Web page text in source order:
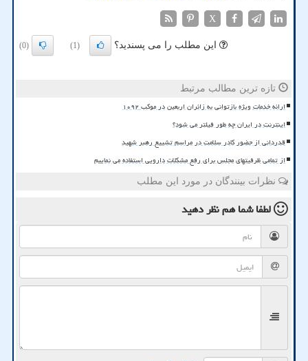
X
این مطلب را می پسندید؟ (1)
(0)
تازه ترین مطالب مرتبط
ارائه خدمات ویژه بازتوانی به زائران اربعین در موکب ۱۰۹۲
اینترنت در ایران چه طور فیلتر می شود؟
قدردانی از حضور کادر سلامت در مراسم تشییع رهبر شهید
از تمامی ظرفیتهای مجلس برای رفع مشکلات دارویی استفاده می نماییم
نظرات بینندگان در مورد این مطلب
لطفا شما همنظر دهید